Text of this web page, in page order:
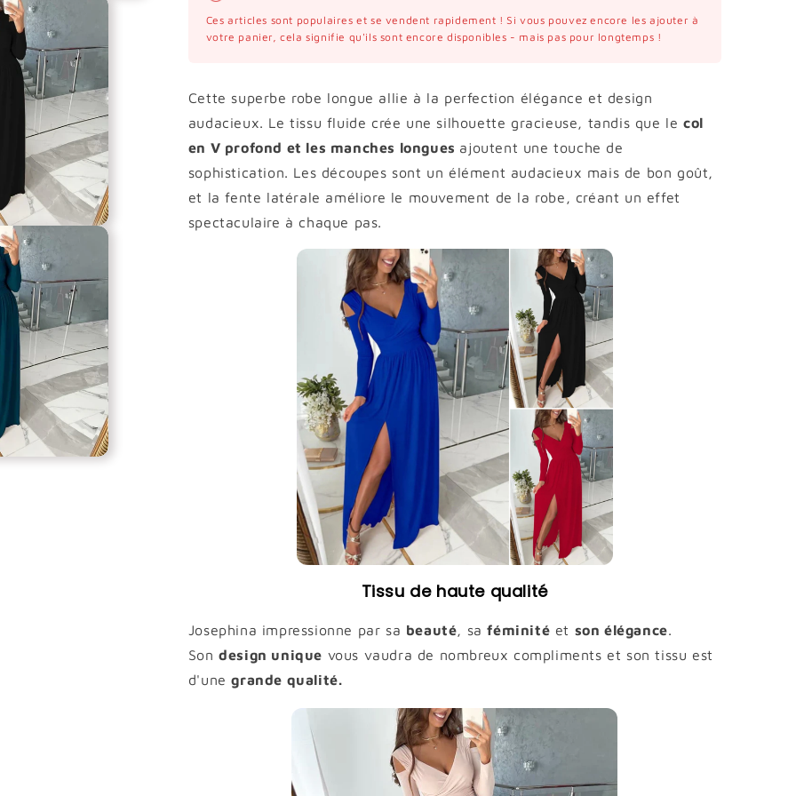
Ces articles sont populaires et se vendent rapidement ! Si vous pouvez encore les ajouter à
votre panier, cela signifie qu'ils sont encore disponibles - mais pas pour longtemps !
Cette superbe robe longue allie à la perfection élégance et design
audacieux. Le tissu fluide crée une silhouette gracieuse, tandis que le col
en V profond et les manches longues ajoutent une touche de
sophistication. Les découpes sont un élément audacieux mais de bon goût,
et la fente latérale améliore le mouvement de la robe, créant un effet
spectaculaire à chaque pas.
Tissu de haute qualité
Josephina impressionne par sa beauté, sa féminité et son élégance.
Son design unique vous vaudra de nombreux compliments et son tissu est
d'une grande qualité.